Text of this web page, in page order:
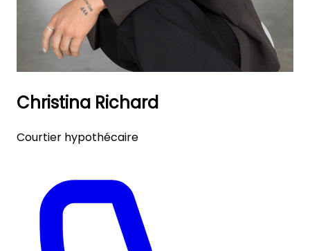
Christina Richard
Courtier hypothécaire